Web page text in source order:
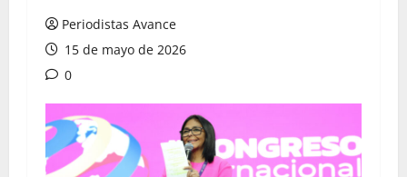
Periodistas Avance
15 de mayo de 2026
0